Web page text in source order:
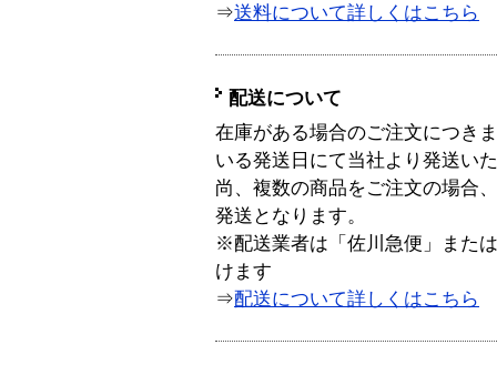
⇒送料について詳しくはこちら
配送について
在庫がある場合のご注文につき
いる発送日にて当社より発送い
尚、複数の商品をご注文の場合
発送となります。
※配送業者は「佐川急便」また
けます
⇒配送について詳しくはこちら